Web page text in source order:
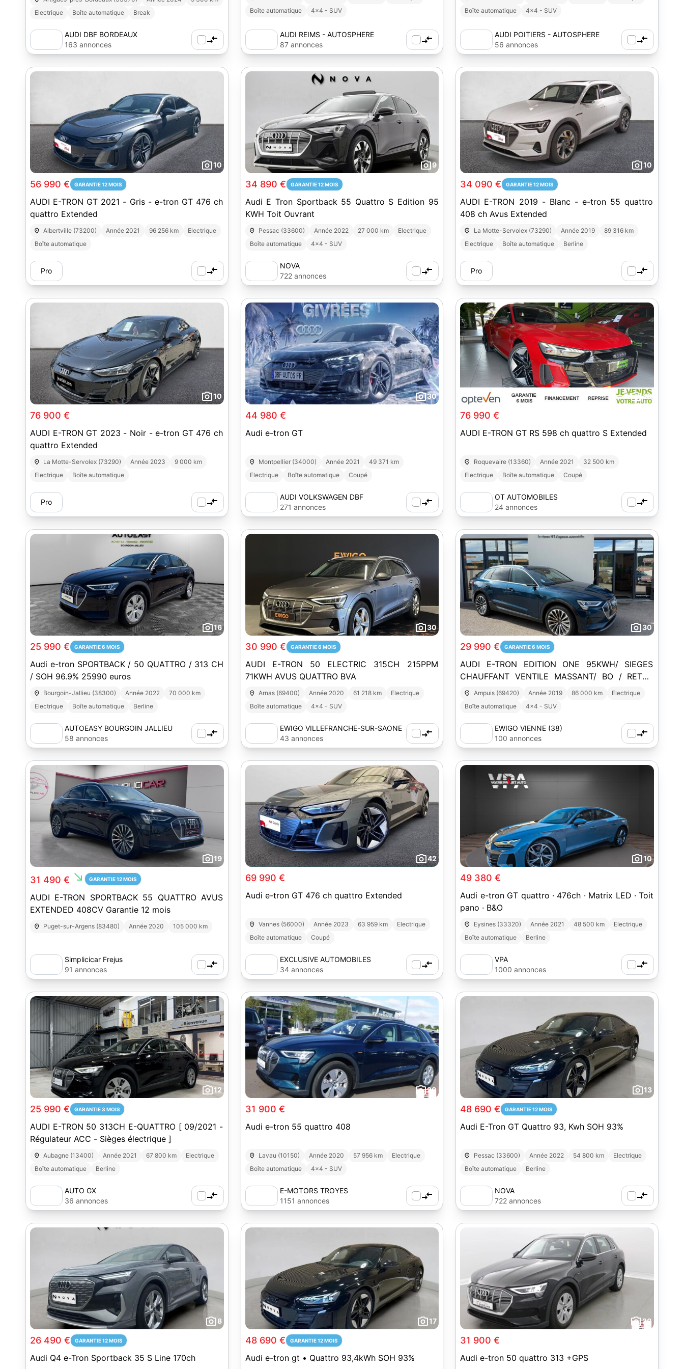
Electrique
Boîte automatique Break
AUDI DBF BORDEAUX
163 annonces
Boîte automatique
4x4 - SUV
AUDI REIMS - AUTOSPHERE
87 annonces
Boîte automatique
4x4 - SUV
AUDI POITIERS - AUTOSPHERE
56 annonces
10
56 990 € GARANTIE 12 MOIS
AUDI E-TRON GT 2021 - Gris - e-tron GT 476 ch
quattro Extended
Albertville (73200) Année 2021 96 256 km
Electrique
Boîte automatique
Pro
9
34 890 € GARANTIE 12 MOIS
Audi E Tron Sportback 55 Quattro S Edition 95
KWH Toit Ouvrant
Pessac (33600) Année 2022 27 000 km
Electrique
Boîte automatique
4x4 - SUV
NOVA
722 annonces
10
34 090 € GARANTIE 12 MOIS
AUDI E-TRON 2019 - Blanc - e-tron 55 quattro
408 ch Avus Extended
La Motte-Servolex (73290) Année 2019
89 316 km
Electrique
Boîte automatique Berline
Pro
10
76 900 €
AUDI E-TRON GT 2023 - Noir - e-tron GT 476 ch
quattro Extended
La Motte-Servolex (73290) Année 2023
9 000 km
Electrique
Boîte automatique
Pro
30
44 980 €
Audi e-tron GT
Montpellier (34000) Année 2021
49 371 km
Electrique
Boîte automatique Coupé
AUDI VOLKSWAGEN DBF
MONTPELLIER
271 annonces
30
76 990 €
AUDI E-TRON GT RS 598 ch quattro S Extended
Roquevaire (13360) Année 2021
32 500 km
Electrique
Boîte automatique Coupé
OT AUTOMOBILES
24 annonces
16
25 990 € GARANTIE 6 MOIS
Audi e-tron SPORTBACK / 50 QUATTRO / 313 CH
/ SOH 96.9% 25990 euros
Bourgoin-Jallieu (38300) Année 2022
70 000 km
Electrique
Boîte automatique Berline
AUTOEASY BOURGOIN JALLIEU
58 annonces
30
30 990 € GARANTIE 6 MOIS
AUDI E-TRON 50 ELECTRIC 315CH 215PPM
71KWH AVUS QUATTRO BVA
Arnas (69400) Année 2020 61 218 km
Electrique
Boîte automatique
4x4 - SUV
EWIGO VILLEFRANCHE-SUR-SAONE
(69)
43 annonces
30
29 990 € GARANTIE 6 MOIS
AUDI E-TRON EDITION ONE 95KWH/ SIEGES
CHAUFFANT VENTILE MASSANT/ BO / RETRO
CAMERA
Ampuis (69420) Année 2019 86 000 km
Electrique
Boîte automatique
4x4 - SUV
EWIGO VIENNE (38)
100 annonces
19
31 490 € south_east GARANTIE 12 MOIS
AUDI E-TRON SPORTBACK 55 QUATTRO AVUS
EXTENDED 408CV Garantie 12 mois
Puget-sur-Argens (83480) Année 2020 105 000 km
Simplicicar Frejus
91 annonces
42
69 990 €
Audi e-tron GT 476 ch quattro Extended
Vannes (56000) Année 2023 63 959 km
Electrique
Boîte automatique
Coupé
EXCLUSIVE AUTOMOBILES
34 annonces
10
49 380 €
Audi e-tron GT quattro · 476ch · Matrix LED · Toit
pano · B&O
Eysines (33320) Année 2021 48 500 km
Electrique
Boîte automatique
Berline
VPA
1000 annonces
12
25 990 € GARANTIE 3 MOIS
AUDI E-TRON 50 313CH E-QUATTRO [ 09/2021 -
Régulateur ACC - Sièges électrique ]
Aubagne (13400) Année 2021 67 800 km
Electrique
Boîte automatique
Berline
AUTO GX
36 annonces
20
31 900 €
Audi e-tron 55 quattro 408
Lavau (10150) Année 2020 57 956 km
Electrique
Boîte automatique
4x4 - SUV
E-MOTORS TROYES
1151 annonces
13
48 690 € GARANTIE 12 MOIS
Audi E-Tron GT Quattro 93, Kwh SOH 93%
Pessac (33600) Année 2022 54 800 km
Electrique
Boîte automatique
Berline
NOVA
722 annonces
8
26 490 € GARANTIE 12 MOIS
Audi Q4 e-Tron Sportback 35 S Line 170ch
17
48 690 € GARANTIE 12 MOIS
Audi e-tron gt • Quattro 93,4kWh SOH 93%
20
31 900 €
Audi e-tron 50 quattro 313 +GPS